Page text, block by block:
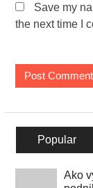
Save my
the next time I
Popular
Ako